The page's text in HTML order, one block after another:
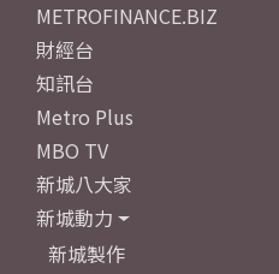
METROFINANCE.BIZ
財經台
知訊台
Metro Plus
MBO TV
新城八大家
新城動力
新城製作